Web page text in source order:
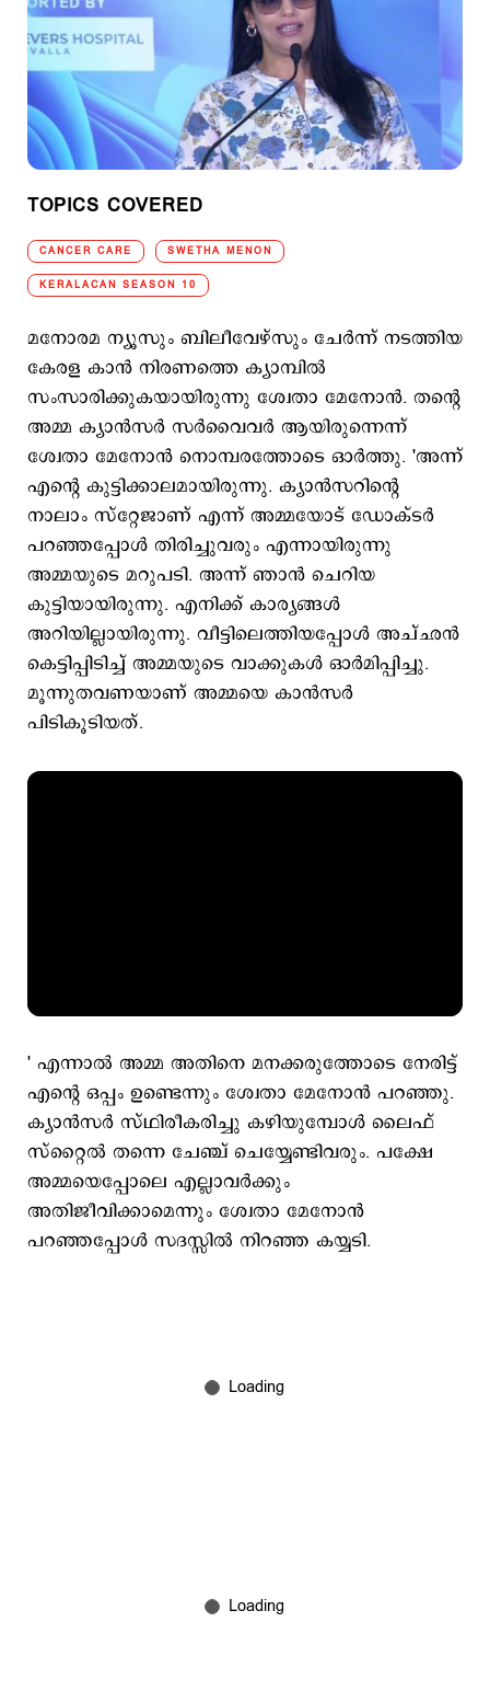
TOPICS COVERED
CANCER CARE SWETHA MENON
KERALACAN SEASON 10
മനോരമ ന്യൂസും ബിലീവേഴ്സും ചേർന്ന് നടത്തിയ
കേരള കാൻ നിരണത്തെ ക്യാമ്പിൽ
സംസാരിക്കുകയായിരുന്നു ശ്വേതാ മേനോൻ. തന്‍റെ
അമ്മ ക്യാൻസർ സർവൈവർ ആയിരുന്നെന്ന്
ശ്വേതാ മേനോൻ നൊമ്പരത്തോടെ ഓർത്തു. 'അന്ന്
എന്‍റെ കുട്ടിക്കാലമായിരുന്നു. ക്യാൻസറിന്‍റെ
നാലാം സ്റ്റേജാണ് എന്ന് അമ്മയോട് ഡോക്ടർ
പറഞ്ഞപ്പോൾ തിരിച്ചുവരും എന്നായിരുന്നു
അമ്മയുടെ മറുപടി. അന്ന് ഞാൻ ചെറിയ
കുട്ടിയായിരുന്നു. എനിക്ക് കാര്യങ്ങൾ
അറിയില്ലായിരുന്നു. വീട്ടിലെത്തിയപ്പോൾ അച്ഛൻ
കെട്ടിപ്പിടിച്ച് അമ്മയുടെ വാക്കുകൾ ഓർമിപ്പിച്ചു.
മൂന്നുതവണയാണ് അമ്മയെ കാൻസർ
പിടികൂടിയത്.
' എന്നാൽ അമ്മ അതിനെ മനക്കരുത്തോടെ നേരിട്ട്
എന്‍റെ ഒപ്പം ഉണ്ടെന്നും ശ്വേതാ മേനോൻ പറഞ്ഞു.
ക്യാൻസർ സ്ഥിരീകരിച്ചു കഴിയുമ്പോൾ ലൈഫ്
സ്റ്റൈൽ തന്നെ ചേഞ്ച് ചെയ്യേണ്ടിവരും. പക്ഷേ
അമ്മയെപ്പോലെ എല്ലാവർക്കും
അതിജീവിക്കാമെന്നും ശ്വേതാ മേനോൻ
പറഞ്ഞപ്പോൾ സദസ്സിൽ നിറഞ്ഞ കയ്യടി.